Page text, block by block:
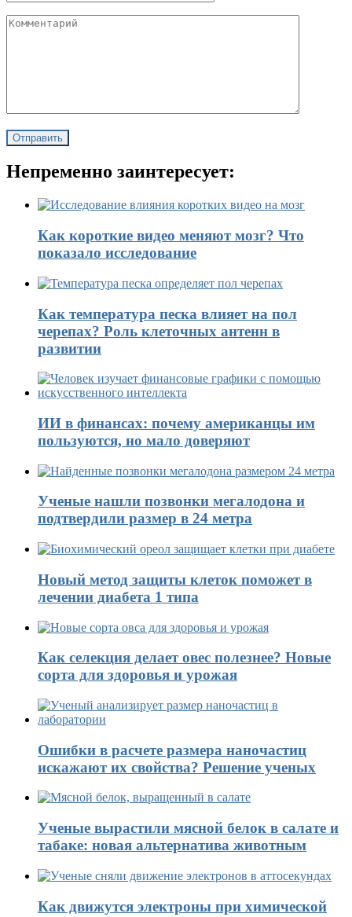
Непременно заинтересует:
Как короткие видео меняют мозг? Что
показало исследование
Как температура песка влияет на пол
черепах? Роль клеточных антенн в
развитии
ИИ в финансах: почему американцы им
пользуются, но мало доверяют
Ученые нашли позвонки мегалодона и
подтвердили размер в 24 метра
Новый метод защиты клеток поможет в
лечении диабета 1 типа
Как селекция делает овес полезнее? Новые
сорта для здоровья и урожая
Ошибки в расчете размера наночастиц
искажают их свойства? Решение ученых
Ученые вырастили мясной белок в салате и
табаке: новая альтернатива животным
Как движутся электроны при химической